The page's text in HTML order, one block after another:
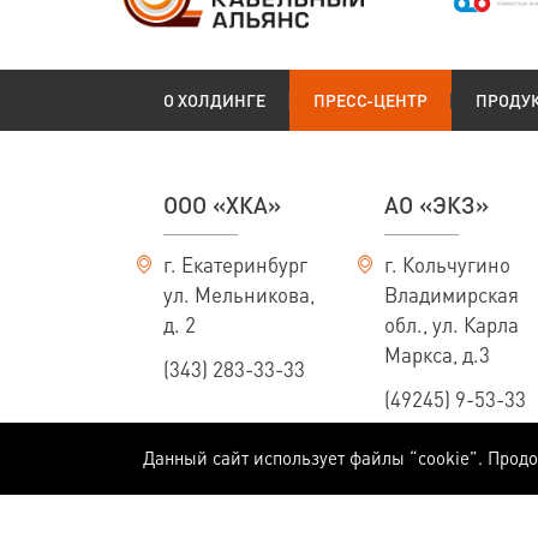
О ХОЛДИНГЕ ПРЕСС-ЦЕНТР
ООО «ХКА»
г. Екатеринбург
ул. Мельникова,
д. 2
(343) 283-33-33
АО «ЭКЗ»
г. Кольчугино
Владимирская
обл., ул. Карла
Маркса, д.3
(49245) 9-53-33
Информация, приведенная на сайте, не является публичной офертой,
технологий и расширения ассортимента производимой продукции мы
Данный сайт использует файлы “cookie”.